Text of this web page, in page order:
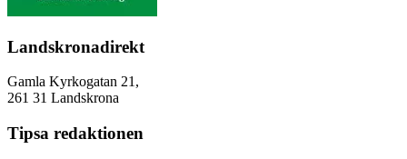
Landskronadirekt
Gamla Kyrkogatan 21,
261 31 Landskrona
Tipsa redaktionen